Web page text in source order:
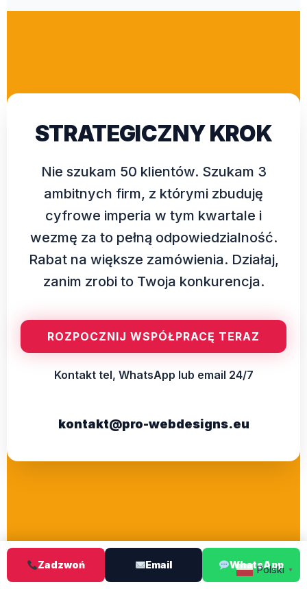
STRATEGICZNY KROK
Nie szukam 50 klientów. Szukam 3
ambitnych firm, z którymi zbuduję
cyfrowe imperia w tym kwartale i
wezmę za to pełną odpowiedzialność.
Rabat na większe zamówienia. Działaj,
zanim zrobi to Twoja konkurencja.
ROZPOCZNIJ WSPÓŁPRACĘ TERAZ
Kontakt tel, WhatsApp lub email 24/7
kontakt@pro-webdesigns.eu
Zadzwoń Email WhatsApp
Polski ▼